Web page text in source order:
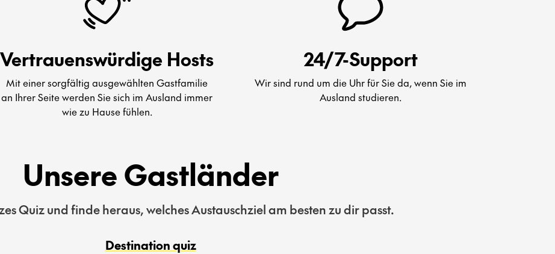
Vertrauenswürdige Hosts
Mit einer sorgfältig ausgewählten Gastfamilie
an Ihrer Seite werden Sie sich im Ausland immer
wie zu Hause fühlen.
24/7-Support
Wir sind rund um die Uhr für Sie da, wenn Sie im
Ausland studieren.
Unsere Gastländer
Quiz und finde heraus, welches Austauschziel am besten zu dir passt.
Destination quiz